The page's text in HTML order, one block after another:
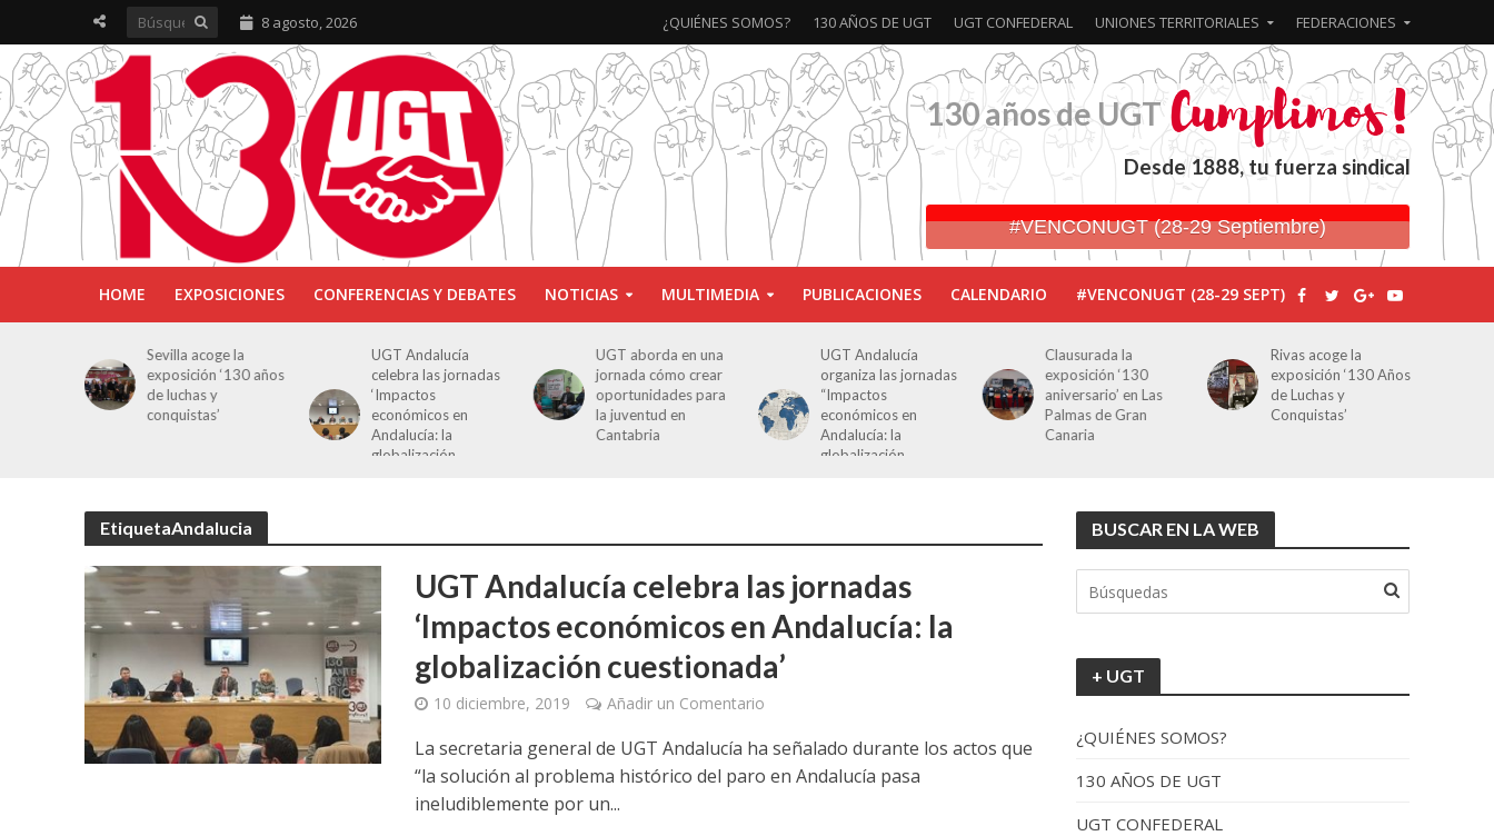
8 agosto, 2026 ¿QUIÉNES SOMOS? 130 AÑOS DE UGT UGT CONFEDERAL UNIONES TERRITORIALES FEDERACIONES
130 años de UGT
Desde 1888, tu fuerza sindical
#VENCONUGT (28-29 Septiembre)
HOME EXPOSICIONES CONFERENCIAS Y DEBATES NOTICIAS MULTIMEDIA PUBLICACIONES CALENDARIO #VENCONUGT (28-29 SEPT)
Sevilla acoge la
exposición ‘130 años
de luchas y
conquistas’
UGT Andalucía
celebra las jornadas
‘Impactos
económicos en
Andalucía: la
globalización
UGT aborda en una
jornada cómo crear
oportunidades para
la juventud en
Cantabria
UGT Andalucía
organiza las jornadas
“Impactos
económicos en
Andalucía: la
globalización
Clausurada la
exposición ‘130
aniversario’ en Las
Palmas de Gran
Canaria
Rivas acoge la
exposición ‘130 Años
de Luchas y
Conquistas’
EtiquetaAndalucia
UGT Andalucía celebra las jornadas
‘Impactos económicos en Andalucía: la
globalización cuestionada’
10 diciembre, 2019 Añadir un Comentario
La secretaria general de UGT Andalucía ha señalado durante los actos que
“la solución al problema histórico del paro en Andalucía pasa
ineludiblemente por un...
BUSCAR EN LA WEB
+ UGT
¿QUIÉNES SOMOS?
130 AÑOS DE UGT
UGT CONFEDERAL